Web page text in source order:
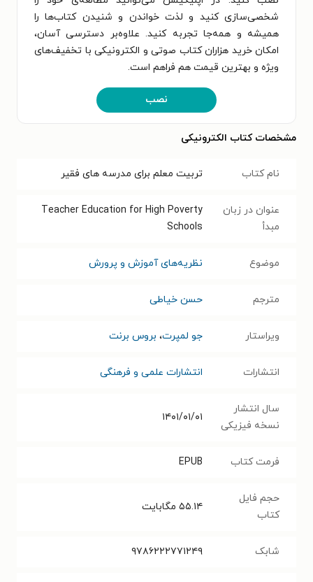
شخصی‌سازی کنید و لذت خواندن و شنیدن کتاب‌ها را
همیشه و همه‌جا تجربه کنید. علاوه‌بر دسترسی آسان،
امکان خرید هزاران کتاب صوتی و الکترونیکی با تخفیف‌های
ویژه و بهترین قیمت هم فراهم است.
نصب
مشخصات کتاب الکترونیکی
نام کتاب تربیت معلم برای مدرسه های فقیر
عنوان در زبان
مبدأ
Teacher Education for High Poverty
Schools
موضوع نظریه‌های آموزش و پرورش
مترجم حسن خیاطی
ویراستار جو لمپرت، بروس برنت
انتشارات انتشارات علمی و فرهنگی
سال انتشار
نسخه فیزیکی
۱۴۰۱/۰۱/۰۱
فرمت کتاب EPUB
حجم فایل
کتاب
۵۵.۱۴ مگابایت
شابک ۹۷۸۶۲۲۲۷۷۱۲۴۹